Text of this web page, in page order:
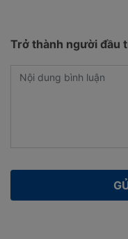
Trở thành người đầu